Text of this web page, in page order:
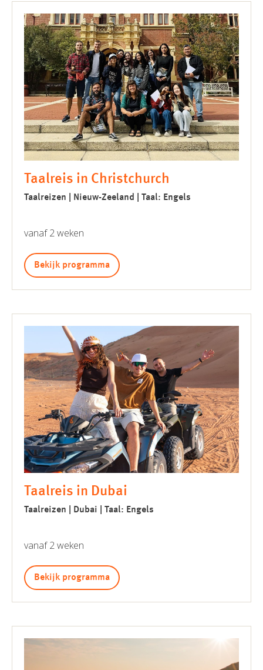
Taalreis in Christchurch
Taalreizen | Nieuw-Zeeland | Taal: Engels
vanaf 2 weken
Bekijk programma
Taalreis in Dubai
Taalreizen | Dubai | Taal: Engels
vanaf 2 weken
Bekijk programma